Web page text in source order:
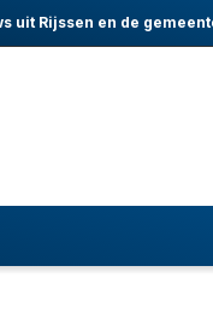
uit Rijssen en de